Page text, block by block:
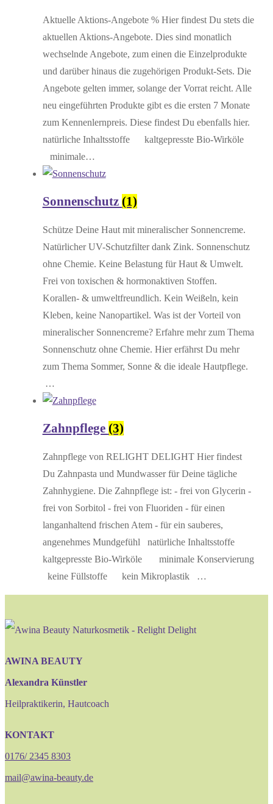
Aktuelle Aktions-Angebote % Hier findest Du stets die
aktuellen Aktions-Angebote. Dies sind monatlich
wechselnde Angebote, zum einen die Einzelprodukte
und darüber hinaus die zugehörigen Produkt-Sets. Die
Angebote gelten immer, solange der Vorrat reicht. Alle
neu eingeführten Produkte gibt es die ersten 7 Monate
zum Kennenlernpreis. Diese findest Du ebenfalls hier.
natürliche Inhaltsstoffe kaltgepresste Bio-Wirköle
minimale…
Sonnenschutz (1)
Schütze Deine Haut mit mineralischer Sonnencreme.
Natürlicher UV-Schutzfilter dank Zink. Sonnenschutz
ohne Chemie. Keine Belastung für Haut & Umwelt.
Frei von toxischen & hormonaktiven Stoffen.
Korallen- & umweltfreundlich. Kein Weißeln, kein
Kleben, keine Nanopartikel. Was ist der Vorteil von
mineralischer Sonnencreme? Erfahre mehr zum Thema
Sonnenschutz ohne Chemie. Hier erfährst Du mehr
zum Thema Sommer, Sonne & die ideale Hautpflege.
…
Zahnpflege (3)
Zahnpflege von RELIGHT DELIGHT Hier findest
Du Zahnpasta und Mundwasser für Deine tägliche
Zahnhygiene. Die Zahnpflege ist: - frei von Glycerin -
frei von Sorbitol - frei von Fluoriden - für einen
langanhaltend frischen Atem - für ein sauberes,
angenehmes Mundgefühl natürliche Inhaltsstoffe
kaltgepresste Bio-Wirköle minimale Konservierung
keine Füllstoffe kein Mikroplastik …
AWINA BEAUTY
Alexandra Künstler
Heilpraktikerin, Hautcoach
KONTAKT
0176/ 2345 8303
mail@awina-beauty.de